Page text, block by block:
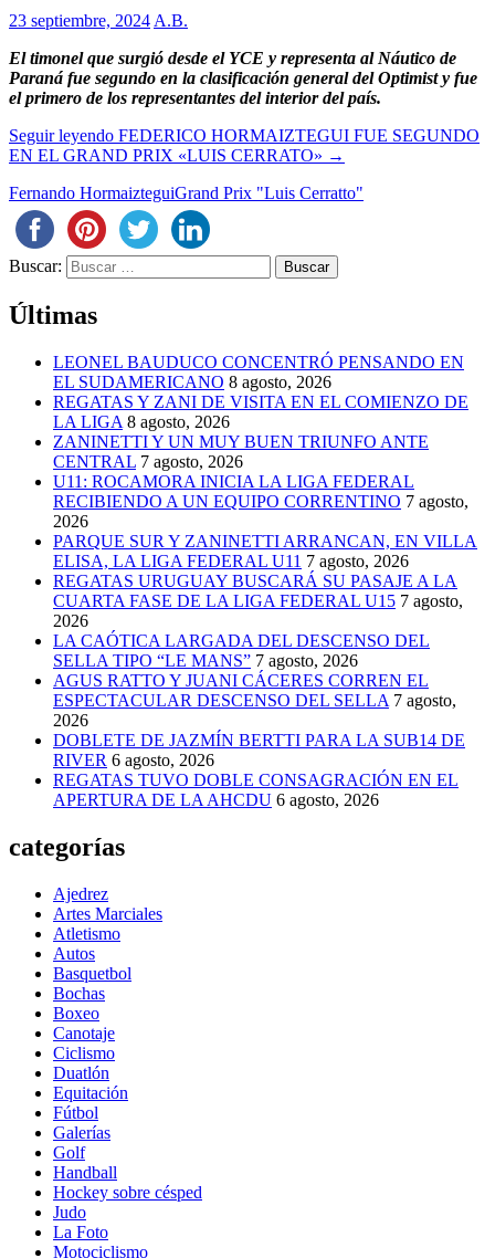
23 septiembre, 2024 A.B.
El timonel que surgió desde el YCE y representa al Náutico de
Paraná fue segundo en la clasificación general del Optimist y fue
el primero de los representantes del interior del país.
Seguir leyendo FEDERICO HORMAIZTEGUI FUE SEGUNDO
EN EL GRAND PRIX «LUIS CERRATO» →
Fernando HormaizteguiGrand Prix "Luis Cerratto"
Buscar:
Últimas
LEONEL BAUDUCO CONCENTRÓ PENSANDO EN
EL SUDAMERICANO 8 agosto, 2026
REGATAS Y ZANI DE VISITA EN EL COMIENZO DE
LA LIGA 8 agosto, 2026
ZANINETTI Y UN MUY BUEN TRIUNFO ANTE
CENTRAL 7 agosto, 2026
U11: ROCAMORA INICIA LA LIGA FEDERAL
RECIBIENDO A UN EQUIPO CORRENTINO 7 agosto,
2026
PARQUE SUR Y ZANINETTI ARRANCAN, EN VILLA
ELISA, LA LIGA FEDERAL U11 7 agosto, 2026
REGATAS URUGUAY BUSCARÁ SU PASAJE A LA
CUARTA FASE DE LA LIGA FEDERAL U15 7 agosto,
2026
LA CAÓTICA LARGADA DEL DESCENSO DEL
SELLA TIPO “LE MANS” 7 agosto, 2026
AGUS RATTO Y JUANI CÁCERES CORREN EL
ESPECTACULAR DESCENSO DEL SELLA 7 agosto,
2026
DOBLETE DE JAZMÍN BERTTI PARA LA SUB14 DE
RIVER 6 agosto, 2026
REGATAS TUVO DOBLE CONSAGRACIÓN EN EL
APERTURA DE LA AHCDU 6 agosto, 2026
categorías
Ajedrez
Artes Marciales
Atletismo
Autos
Basquetbol
Bochas
Boxeo
Canotaje
Ciclismo
Duatlón
Equitación
Fútbol
Galerías
Golf
Handball
Hockey sobre césped
Judo
La Foto
Motociclismo